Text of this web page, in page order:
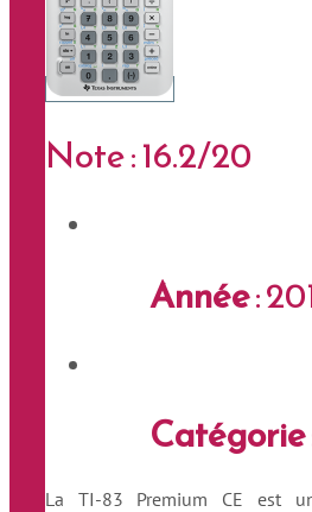
Note : 16.2/20
Année:
Catégorie
La TI-83 Premium CE est